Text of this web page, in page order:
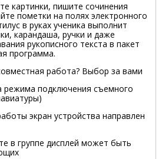
картинки, пишите сочинения
пометки на полях электронного
в руках ученика выполнит
карандаша, ручки и даже
рукописного текста в пакет
программа.
работа? Выбор за вами
режима подключения съемного
экран устройства направлен
в группе дисплей может быть